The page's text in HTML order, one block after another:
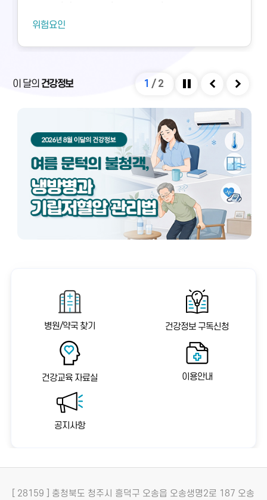
오염물질에 노출되면 호흡기 질환 등 다양한 건강 문
가 부족하면 두통, 구토, 근육통, 불쾌감과 같은 빌딩
실내외 온도 차와 건조한 환경으로 인해 냉방병도 나
와 충분한 휴식을 통해 대부분 예방 및 관리할 수 있
위험요인
이 달의 건강정보 1 / 2
병원/약국 찾기 건강정보 구독신청
건강교육 자료실 이용안내
공지사항
[ 28159 ] 충청북도 청주시 흥덕구 오송읍 오송생명2로 187 오송